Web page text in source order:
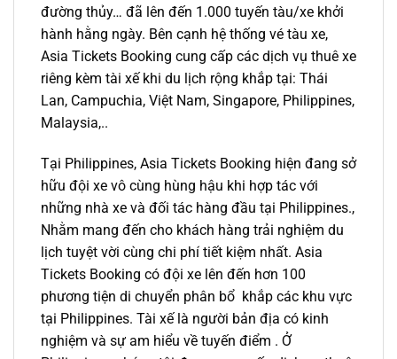
đường thủy… đã lên đến 1.000 tuyến tàu/xe khởi
hành hằng ngày. Bên cạnh hệ thống vé tàu xe,
Asia Tickets Booking cung cấp các dịch vụ thuê xe
riêng kèm tài xế khi du lịch rộng khắp tại: Thái
Lan, Campuchia, Việt Nam, Singapore, Philippines,
Malaysia,..
Tại Philippines, Asia Tickets Booking hiện đang sở
hữu đội xe vô cùng hùng hậu khi hợp tác với
những nhà xe và đối tác hàng đầu tại Philippines.,
Nhằm mang đến cho khách hàng trải nghiệm du
lịch tuyệt vời cùng chi phí tiết kiệm nhất. Asia
Tickets Booking có đội xe lên đến hơn 100
phương tiện di chuyển phân bổ khắp các khu vực
tại Philippines. Tài xế là người bản địa có kinh
nghiệm và sự am hiểu về tuyến điểm . Ở